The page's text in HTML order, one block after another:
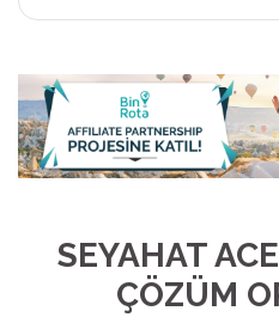
SEYAHAT
ÇÖZÜM